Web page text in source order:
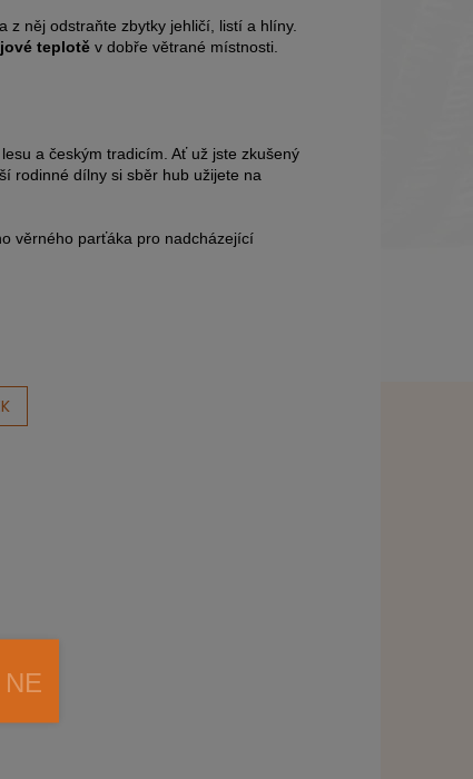
z něj odstraňte zbytky jehličí, listí a hlíny.
teplotě v dobře větrané místnosti.
a českým tradicím. Ať už jste zkušený
rodinné dílny si sběr hub užijete na
věrného parťáka pro nadcházející
NE